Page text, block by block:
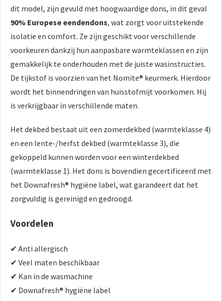
dit model, zijn gevuld met hoogwaardige dons, in dit geval
90% Europese eendendons, wat zorgt voor uitstekende
isolatie en comfort. Ze zijn geschikt voor verschillende
voorkeuren dankzij hun aanpasbare warmteklassen en zijn
gemakkelijk te onderhouden met de juiste wasinstructies.
De tijkstof is voorzien van het Nomite® keurmerk. Hierdoor
wordt het binnendringen van huisstofmijt voorkomen. Hij
is verkrijgbaar in verschillende maten.
Het dekbed bestaat uit een zomerdekbed (warmteklasse 4)
en een lente-/herfst dekbed (warmteklasse 3), die
gekoppeld kunnen worden voor een winterdekbed
(warmteklasse 1). Het dons is bovendien gecertificeerd met
het Downafresh® hygiëne label, wat garandeert dat het
zorgvuldig is gereinigd en gedroogd.
Voordelen
✔ Anti allergisch
✔ Veel maten beschikbaar
✔ Kan in de wasmachine
✔ Downafresh® hygiëne label